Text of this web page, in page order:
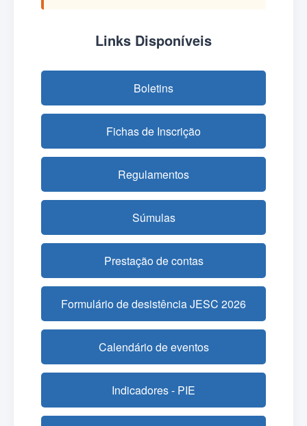
Links Disponíveis
Boletins
Fichas de Inscrição
Regulamentos
Súmulas
Prestação de contas
Formulário de desistência JESC 2026
Calendário de eventos
Indicadores - PIE